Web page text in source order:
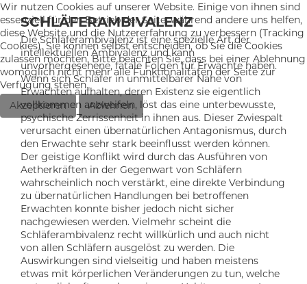
SCHLÄFERAMBIVALENZ
Die Schläferambivalenz ist eine spezielle Art der
intellektuellen Ambivalenz und kann
unvorhergesehene, fatale Folgen für Erwachte haben.
Wenn sich Schläfer in unmittelbarer Nähe von
Erwachten aufhalten, deren Existenz sie eigentlich
vollkommen anzweifeln, löst das eine unterbewusste,
psychische Zerrissenheit in ihnen aus. Dieser Zwiespalt
verursacht einen übernatürlichen Antagonismus, durch
den Erwachte sehr stark beeinflusst werden können.
Der geistige Konflikt wird durch das Ausführen von
Aetherkräften in der Gegenwart von Schläfern
wahrscheinlich noch verstärkt, eine direkte Verbindung
zu übernatürlichen Handlungen bei betroffenen
Erwachten konnte bisher jedoch nicht sicher
nachgewiesen werden. Vielmehr scheint die
Schläferambivalenz recht willkürlich und auch nicht
von allen Schläfern ausgelöst zu werden. Die
Auswirkungen sind vielseitig und haben meistens
etwas mit körperlichen Veränderungen zu tun, welche
Wir nutzen Cookies auf unserer Website. Einige von ihnen sind
essenziell für den Betrieb der Seite, während andere uns helfen,
diese Website und die Nutzererfahrung zu verbessern (Tracking
Cookies). Sie können selbst entscheiden, ob Sie die Cookies
zulassen möchten. Bitte beachten Sie, dass bei einer Ablehnung
womöglich nicht mehr alle Funktionalitäten der Seite zur
Verfügung stehen.
Akzeptieren
Ablehnen